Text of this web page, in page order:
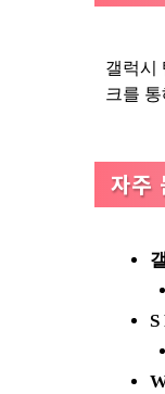
갤럭시
크를
자주
S